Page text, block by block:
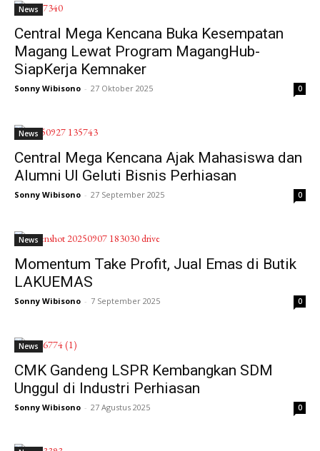
News
Central Mega Kencana Buka Kesempatan
Magang Lewat Program MagangHub-
SiapKerja Kemnaker
Sonny Wibisono - 27 Oktober 2025 0
News
Central Mega Kencana Ajak Mahasiswa dan
Alumni UI Geluti Bisnis Perhiasan
Sonny Wibisono - 27 September 2025 0
News
Momentum Take Profit, Jual Emas di Butik
LAKUEMAS
Sonny Wibisono - 7 September 2025 0
News
CMK Gandeng LSPR Kembangkan SDM
Unggul di Industri Perhiasan
Sonny Wibisono - 27 Agustus 2025 0